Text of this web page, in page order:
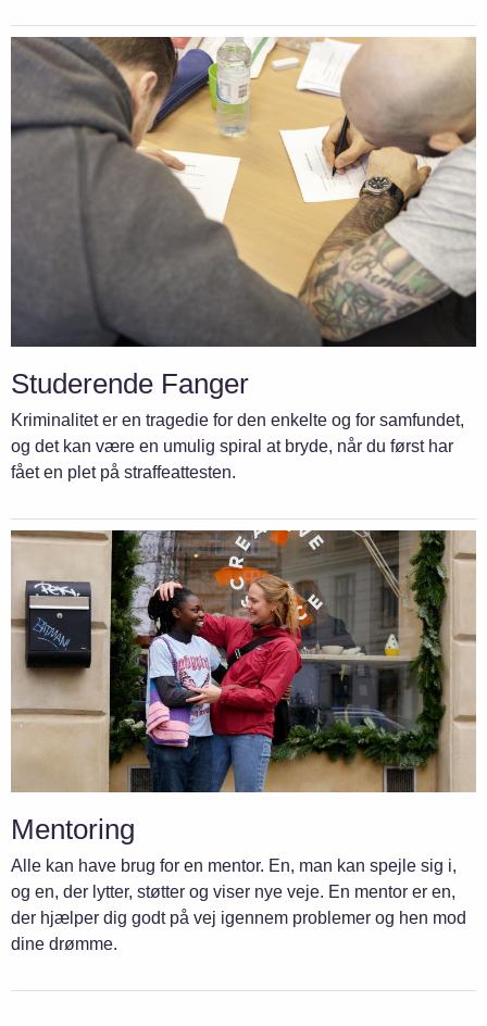
Studerende Fanger
Kriminalitet er en tragedie for den enkelte og for samfundet,
og det kan være en umulig spiral at bryde, når du først har
fået en plet på straffeattesten.
Mentoring
Alle kan have brug for en mentor. En, man kan spejle sig i,
og en, der lytter, støtter og viser nye veje. En mentor er en,
der hjælper dig godt på vej igennem problemer og hen mod
dine drømme.